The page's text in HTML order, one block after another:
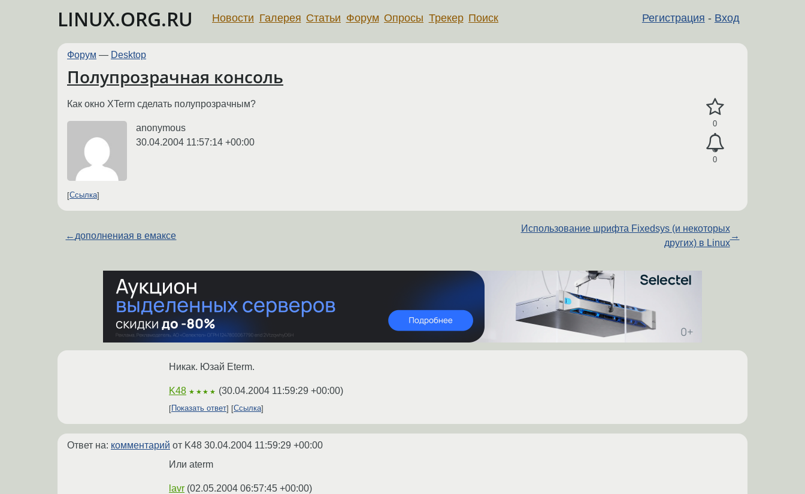
LINUX.ORG.RU Регистрация - Вход
Новости Галерея Статьи Форум Опросы Трекер Поиск
Форум — Desktop
Полупрозрачная консоль
0
0
Как окно XTerm сделать полупрозрачным?
anonymous
30.04.2004 11:57:14 +00:00
Ссылка
← дополнениая в емаксе
Использование шрифта Fixedsys (и некоторых
других) в Linux
→
Никак. Юзай Eterm.
K48 ★★★★ (30.04.2004 11:59:29 +00:00)
Показать ответ Ссылка
Ответ на: комментарий от K48 30.04.2004 11:59:29 +00:00
Или aterm
lavr (02.05.2004 06:57:45 +00:00)